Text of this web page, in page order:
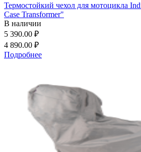
Термостойкий чехол для мотоцикла
Case Transformer"
В наличии
5 390.00 ₽
4 890.00 ₽
Подробнее